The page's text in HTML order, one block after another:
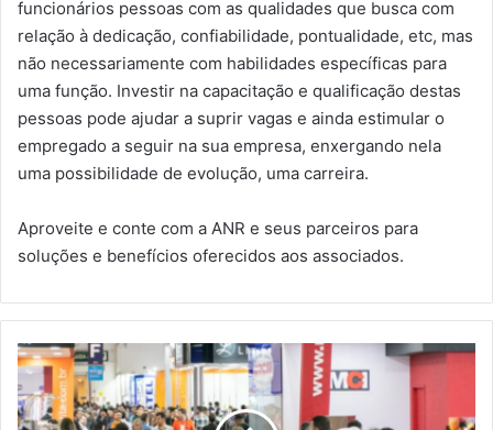
funcionários pessoas com as qualidades que busca com
relação à dedicação, confiabilidade, pontualidade, etc, mas
não necessariamente com habilidades específicas para
uma função. Investir na capacitação e qualificação destas
pessoas pode ajudar a suprir vagas e ainda estimular o
empregado a seguir na sua empresa, enxergando nela
uma possibilidade de evolução, uma carreira.
Aproveite e conte com a ANR e seus parceiros para
soluções e benefícios oferecidos aos associados.
A
N
R
é